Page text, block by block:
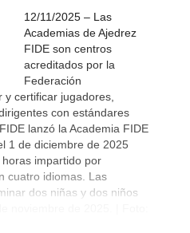
12/11/2025 – Las
Academias de Ajedrez
FIDE son centros
acreditados por la
Federación
certificar jugadores,
con estándares
lanzó la Academia FIDE
1 de diciembre de 2025
impartido por
cuatro idiomas. Las
dos niñas y dos niños